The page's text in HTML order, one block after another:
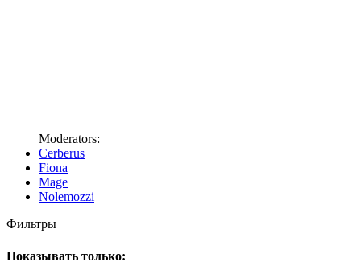
Moderators:
Cerberus
Fiona
Mage
Nolemozzi
Фильтры
Показывать только: